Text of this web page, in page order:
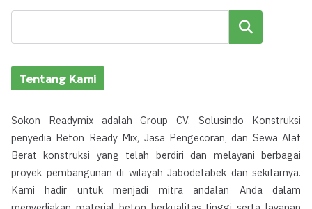
Cari
Tentang Kami
Sokon Readymix adalah Group CV. Solusindo Konstruksi
penyedia Beton Ready Mix, Jasa Pengecoran, dan Sewa Alat
Berat konstruksi yang telah berdiri dan melayani berbagai
proyek pembangunan di wilayah Jabodetabek dan sekitarnya.
Kami hadir untuk menjadi mitra andalan Anda dalam